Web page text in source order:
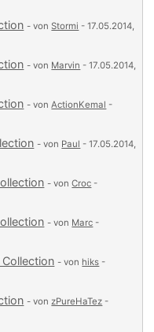
- vonStormi - 17.05.2014,
- von Marvin - 17.05.2014,
- vonActionKemal -
- von Paul - 17.05.2014,
- vonCroc -
- von Marc -
Collection - von hiks -
- vonzPureHaTez -